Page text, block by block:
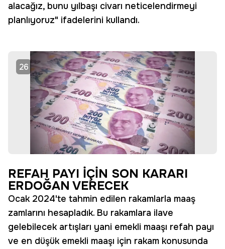
alacağız, bunu yılbaşı civarı neticelendirmeyi
planlıyoruz" ifadelerini kullandı.
26
REFAH PAYI İÇİN SON KARARI
ERDOĞAN VERECEK
Ocak 2024'te tahmin edilen rakamlarla maaş
zamlarını hesapladık. Bu rakamlara ilave
gelebilecek artışları yani emekli maaşı refah payı
ve en düşük emekli maaşı için rakam konusunda